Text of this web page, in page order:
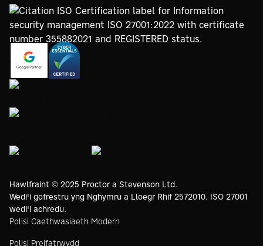
Hawlfraint © 2025 Proctor a Stevenson Ltd.
Wedi'i gofrestru yng Nghymru a Lloegr Rhif 2572010. ISO 27001
wedi'i achredu.
Polisi Caethwasiaeth Modern
Polisi Preifatrwydd
https://www.google.com/partners/agency?
https://www.thegreenwebfoundation.org/green-web-
https://www.bristolwomeninbusinesscharter.org/
us/